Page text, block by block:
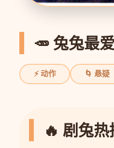
🥕 兔兔最
⚡ 动作 🌀 悬疑
🔥 剧兔